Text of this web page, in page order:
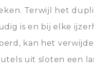
Terwijl het
is en bij elke
kan het
uit sloten een